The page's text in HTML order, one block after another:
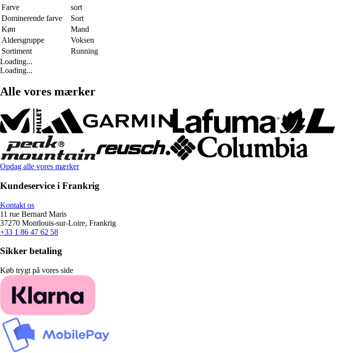
Farve
sort
Dominerende farve
Sort
Køn
Mand
Aldersgruppe
Voksen
Sortiment
Running
Loading...
Loading...
Alle vores mærker
Opdag alle vores mærker
Kundeservice i Frankrig
Kontakt os
11 rue Bernard Maris
37270 Montlouis-sur-Loire, Frankrig
+33 1 86 47 62 58
Sikker betaling
Køb trygt på vores side